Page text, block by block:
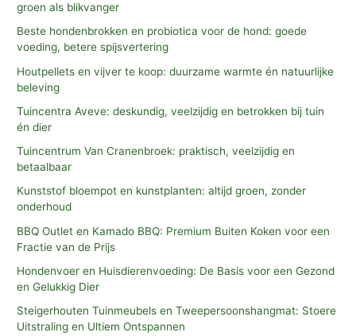
groen als blikvanger
Beste hondenbrokken en probiotica voor de hond: goede
voeding, betere spijsvertering
Houtpellets en vijver te koop: duurzame warmte én natuurlijke
beleving
Tuincentra Aveve: deskundig, veelzijdig en betrokken bij tuin
én dier
Tuincentrum Van Cranenbroek: praktisch, veelzijdig en
betaalbaar
Kunststof bloempot en kunstplanten: altijd groen, zonder
onderhoud
BBQ Outlet en Kamado BBQ: Premium Buiten Koken voor een
Fractie van de Prijs
Hondenvoer en Huisdierenvoeding: De Basis voor een Gezond
en Gelukkig Dier
Steigerhouten Tuinmeubels en Tweepersoonshangmat: Stoere
Uitstraling en Ultiem Ontspannen